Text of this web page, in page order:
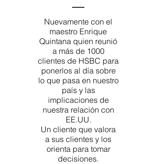
Nuevamente con el
maestro Enrique
Quintana quien reunió
a más de 1000
clientes de HSBC para
ponerlos al día sobre
lo que pasa en nuestro
país y las
implicaciones de
nuestra relación con
EE.UU.
Un cliente que valora
a sus clientes y los
orienta para tomar
decisiones.